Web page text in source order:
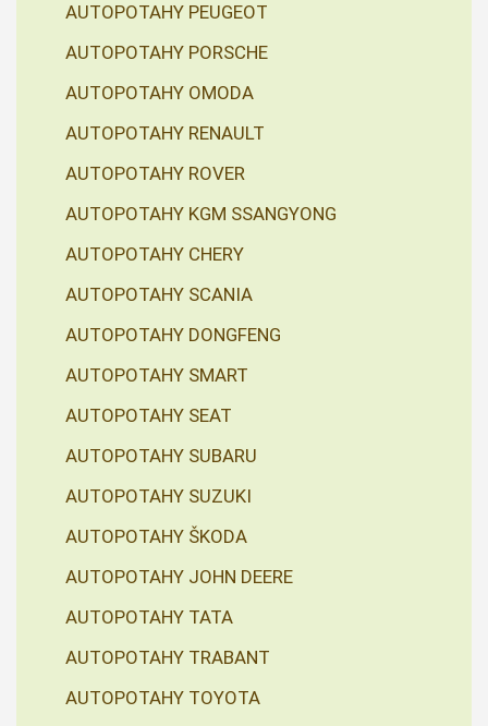
AUTOPOTAHY PEUGEOT
AUTOPOTAHY PORSCHE
AUTOPOTAHY OMODA
AUTOPOTAHY RENAULT
AUTOPOTAHY ROVER
AUTOPOTAHY KGM SSANGYONG
AUTOPOTAHY CHERY
AUTOPOTAHY SCANIA
AUTOPOTAHY DONGFENG
AUTOPOTAHY SMART
AUTOPOTAHY SEAT
AUTOPOTAHY SUBARU
AUTOPOTAHY SUZUKI
AUTOPOTAHY ŠKODA
AUTOPOTAHY JOHN DEERE
AUTOPOTAHY TATA
AUTOPOTAHY TRABANT
AUTOPOTAHY TOYOTA